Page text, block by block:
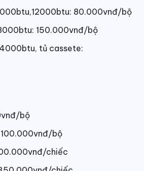
80.000vnđ/bộ
150.000vnđ/bộ
tủ cassete:
bộ
bộ
chiếc